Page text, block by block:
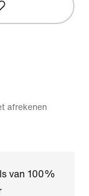
afrekenen
van 100%